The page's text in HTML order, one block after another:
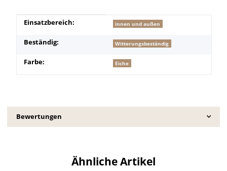
Produkteigenschaft
Wert
Einsatzbereich: innen und außen
Beständig: Witterungsbeständig
Farbe: Eiche
Bewertungen
Ähnliche Artikel